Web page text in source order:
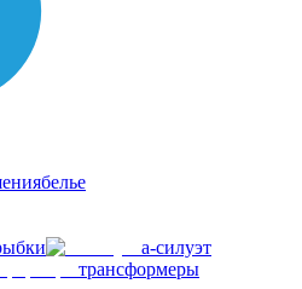
белье
а-силуэт
трансформеры